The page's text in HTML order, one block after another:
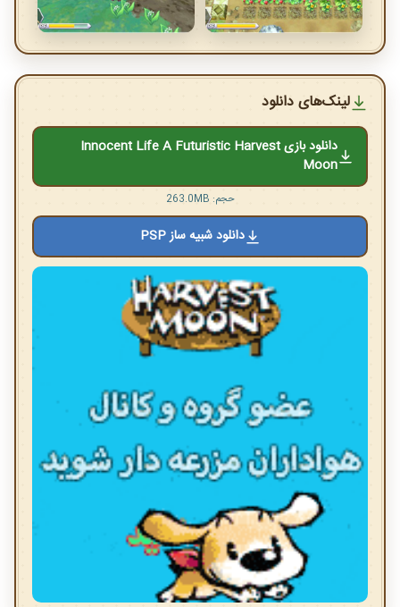
لینک‌های دانلود
دانلود بازی Innocent Life A Futuristic Harvest
Moon
حجم: 263.0MB
دانلود شبیه ساز PSP